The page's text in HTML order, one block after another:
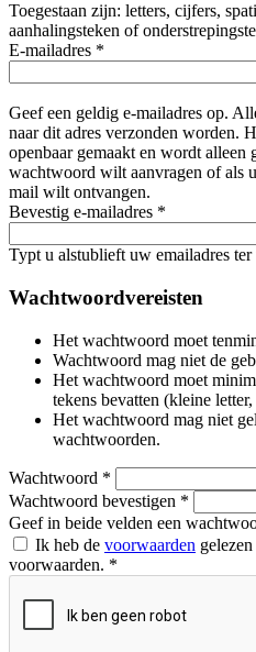
Toegestaan zijn: letters, cijfers,
aanhalingsteken of
E-mailadres *
Geef een geldig e-mailadres op.
naar dit adres verzonden worden.
openbaar gemaakt en wordt alleen
wachtwoord wilt aanvragen of als
mail wilt ontvangen.
Bevestig e-mailadres *
Typt u alstublieft uw emailadres
Wachtwoordvereisten
Het wachtwoord moet
Wachtwoord mag niet de
Het wachtwoord moet
tekens bevatten (kleine
Het wachtwoord mag niet
wachtwoorden.
Wachtwoord *
Wachtwoord bevestigen *
Geef in beide velden een
Ik heb de voorwaarden
voorwaarden. *